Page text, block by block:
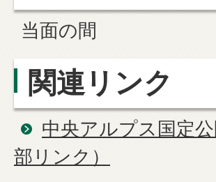
当面の間
関連リンク
中央アルプス国定
部リンク）